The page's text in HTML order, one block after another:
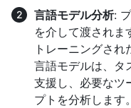
言語モデル分析:
を介して渡されま
トレーニングされ
言語モデルは、タ
支援し、必要なツ
プトを分析します。